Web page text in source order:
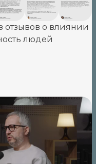
о влиянии
людей